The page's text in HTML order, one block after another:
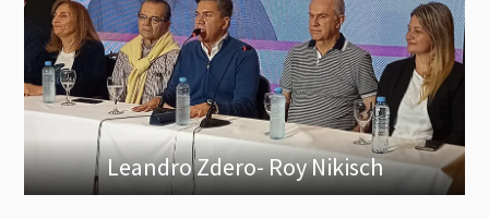
Leandro Zdero- Roy Nikisch